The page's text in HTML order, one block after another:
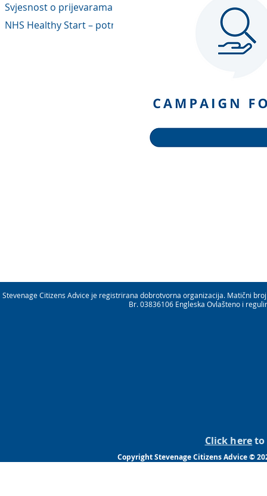
Svjesnost o prijevarama Petnaest dana | 13. – 26. lipnja
NHS Healthy Start – potražite pomoć za kupnju zdrave
Stevenage Citizens Advice je registrirana dobrotvorna organizacija. Matični
Br. 03836106 Engleska Ovlašteno i
Click hereto
Copyright Stevenage Citizens Advice ©